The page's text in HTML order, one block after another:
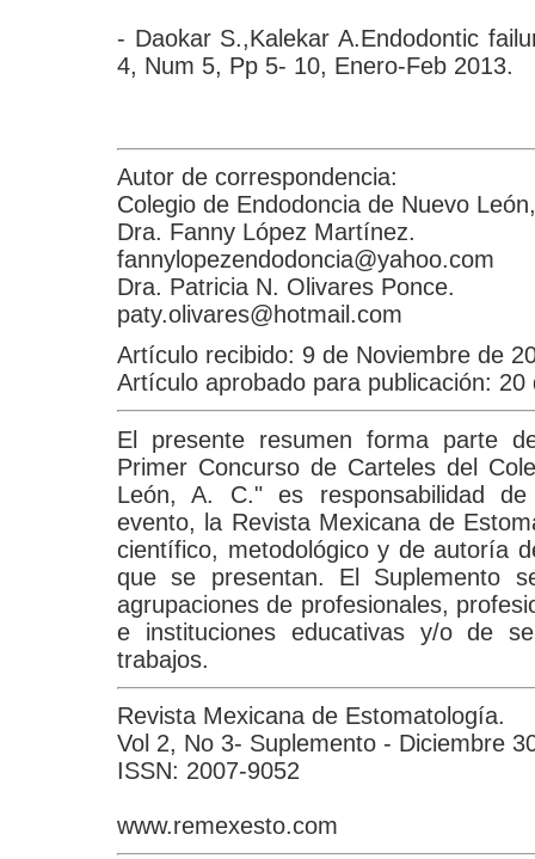
- Daokar S.,Kalekar A.Endodontic
4, Num 5, Pp 5- 10, Enero-Feb 2013.
Autor de correspondencia:
Colegio de Endodoncia de Nuevo
Dra. Fanny López Martínez.
fannylopezendodoncia@yahoo.com
Dra. Patricia N. Olivares Ponce.
paty.olivares@hotmail.com
Artículo recibido: 9 de Noviembre de
Artículo aprobado para publicación:
El presente resumen forma parte
Primer Concurso de Carteles del
León, A. C." es responsabilidad
evento, la Revista Mexicana de
científico, metodológico y de autoría
que se presentan. El Suplemento
agrupaciones de profesionales,
e instituciones educativas y/o de
trabajos.
Revista Mexicana de Estomatología.
Vol 2, No 3- Suplemento - Diciembre
ISSN: 2007-9052
www.remexesto.com